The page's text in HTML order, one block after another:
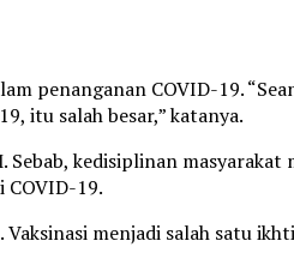
penanganan COVID-19.
itu salah besar,” katanya.
kedisiplinan
COVID-19.
menjadi salah satu